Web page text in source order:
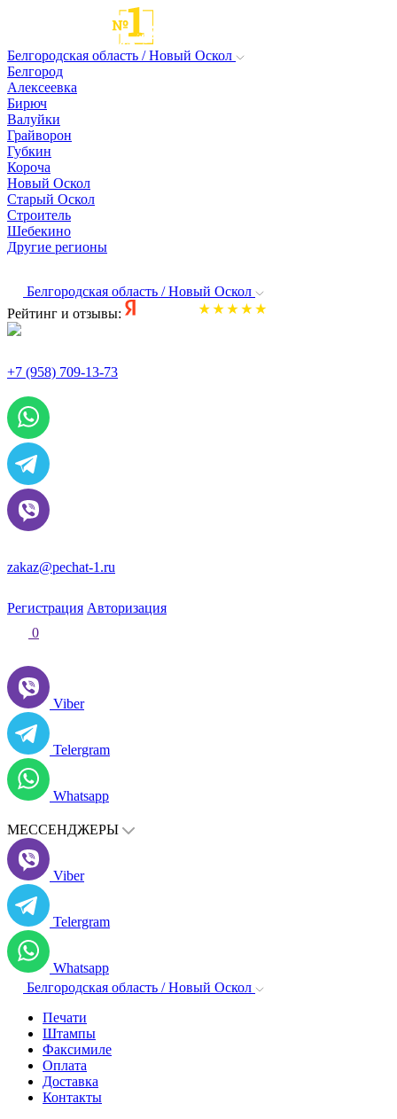
Белгородская область / Новый Оскол
Белгород
Алексеевка
Бирюч
Валуйки
Грайворон
Губкин
Короча
Новый Оскол
Старый Оскол
Строитель
Шебекино
Другие регионы
Белгородская область / Новый Оскол
Рейтинг и отзывы:
+7 (958) 709-13-73
zakaz@pechat-1.ru
Регистрация Авторизация
0
Viber
Telergram
Whatsapp
МЕССЕНДЖЕРЫ
Viber
Telergram
Whatsapp
Белгородская область / Новый Оскол
Печати
Штампы
Факсимиле
Оплата
Доставка
Контакты